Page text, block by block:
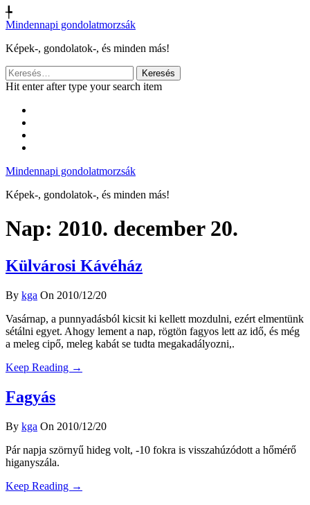
╄
Mindennapi gondolatmorzsák
Képek-, gondolatok-, és minden más!
Keresés:
Hit enter after type your search item
Mindennapi gondolatmorzsák
Képek-, gondolatok-, és minden más!
Nap: 2010. december 20.
Külvárosi Kávéház
By kga On 2010/12/20
Vasárnap, a punnyadásból kicsit ki kellett mozdulni, ezért elmentünk
sétálni egyet. Ahogy lement a nap, rögtön fagyos lett az idő, és még
a meleg cipő, meleg kabát se tudta megakadályozni,.
Keep Reading →
Fagyás
By kga On 2010/12/20
Pár napja szörnyű hideg volt, -10 fokra is visszahúzódott a hőmérő
higanyszála.
Keep Reading →